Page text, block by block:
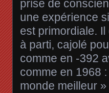
prise de
une expérience
est primordiale.
à parti, cajolé
comme en -392
comme en 1968
monde meilleur